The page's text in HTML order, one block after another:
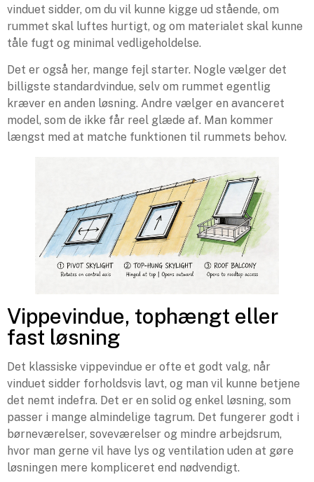
vinduet sidder, om du vil kunne kigge ud stående, om
rummet skal luftes hurtigt, og om materialet skal kunne
tåle fugt og minimal vedligeholdelse.
Det er også her, mange fejl starter. Nogle vælger det
billigste standardvindue, selv om rummet egentlig
kræver en anden løsning. Andre vælger en avanceret
model, som de ikke får reel glæde af. Man kommer
længst med at matche funktionen til rummets behov.
Vippevindue, tophængt eller
fast løsning
Det klassiske vippevindue er ofte et godt valg, når
vinduet sidder forholdsvis lavt, og man vil kunne betjene
det nemt indefra. Det er en solid og enkel løsning, som
passer i mange almindelige tagrum. Det fungerer godt i
børneværelser, soveværelser og mindre arbejdsrum,
hvor man gerne vil have lys og ventilation uden at gøre
løsningen mere kompliceret end nødvendigt.